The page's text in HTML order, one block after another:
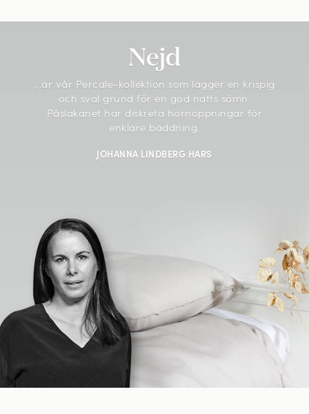
Nejd
...är vår Percale-kollektion som lägger en krispig
och sval grund för en god natts sömn.
Påslakanet har diskreta hörnöppningar för
enklare bäddning.
JOHANNA LINDBERG HARS